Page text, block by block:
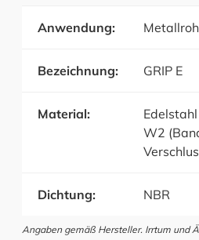
Anwendung:
Bezeichnung: GRIP E
Material:
W2
Dichtung: NBR
Angaben gemäß Hersteller. Irrtum und